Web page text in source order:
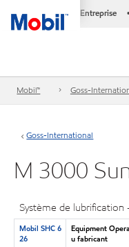
Entreprise •
Mobil™ Goss-
Goss-International
M 3000
Système de lubrification
Mobil SHC 6
26
Equipment
u fabricant